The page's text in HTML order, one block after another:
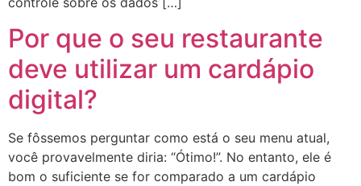
Por que o seu restaurante
deve utilizar um cardápio
digital?
Se fôssemos perguntar como está o seu menu atual,
você provavelmente diria: “Ótimo!”. No entanto, ele é
bom o suficiente se for comparado a um cardápio